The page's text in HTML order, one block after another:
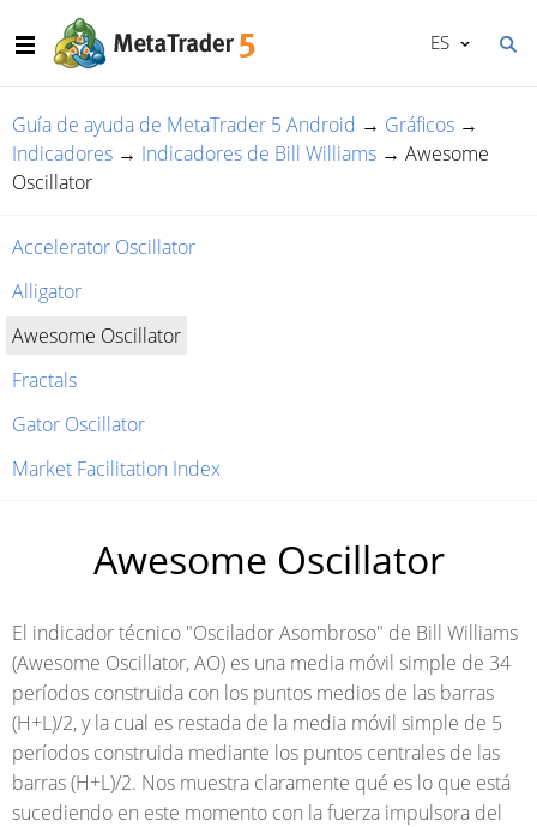
ES
Guía de ayuda de MetaTrader 5 Android → Gráficos →
Indicadores → Indicadores de Bill Williams → Awesome
Oscillator
Accelerator Oscillator
Alligator
Awesome Oscillator
Fractals
Gator Oscillator
Market Facilitation Index
Awesome Oscillator
El indicador técnico "Oscilador Asombroso" de Bill Williams
(Awesome Oscillator, AO) es una media móvil simple de 34
períodos construida con los puntos medios de las barras
(H+L)/2, y la cual es restada de la media móvil simple de 5
períodos construida mediante los puntos centrales de las
barras (H+L)/2. Nos muestra claramente qué es lo que está
sucediendo en este momento con la fuerza impulsora del